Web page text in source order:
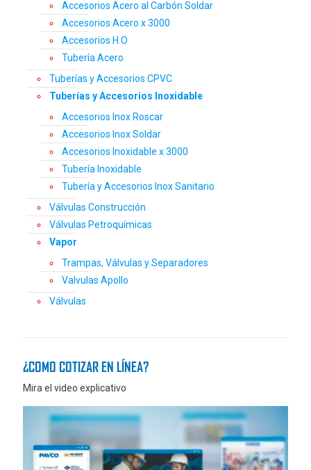
Accesorios Acero al Carbón Soldar
Accesorios Acero x 3000
Accesorios H.O
Tubería Acero
Tuberías y Accesorios CPVC
Tuberías y Accesorios Inoxidable
Accesorios Inox Roscar
Accesorios Inox Soldar
Accesorios Inoxidable x 3000
Tubería Inoxidable
Tubería y Accesorios Inox Sanitario
Válvulas Construcción
Válvulas Petroquímicas
Vapor
Trampas, Válvulas y Separadores
Valvulas Apollo
Válvulas
¿COMO COTIZAR EN LÍNEA?
Mira el video explicativo